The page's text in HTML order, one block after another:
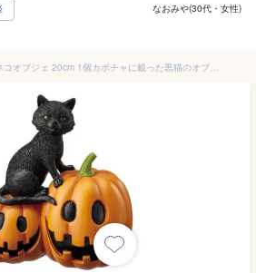
なおみや(30代・女性)
ダブルパンプキン黒ネコオブジェ 20cm 1個カボチャに載った黒猫のオブジェ。送料無料 ハロウィン かぼちゃ カボチャ 置物 飾り ディスプレイ オブジェ 装飾